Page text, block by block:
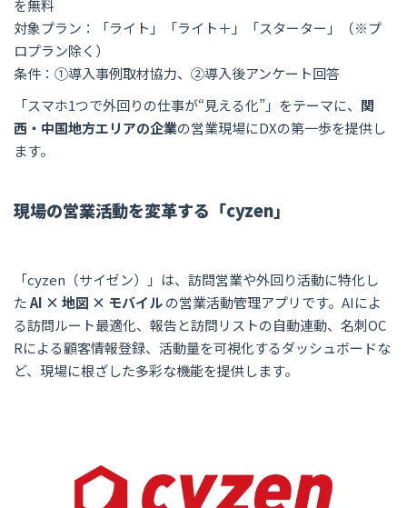
を無料
対象プラン：「ライト」「ライト＋」「スターター」（※プ
ロプラン除く）
条件：①導入事例取材協力、②導入後アンケート回答
「スマホ1つで外回りの仕事が“見える化”」をテーマに、 関
西・中国地方エリアの企業の営業現場にDXの第一歩を提供し
ます。
現場の営業活動を変革する「cyzen」
「cyzen（サイゼン）」は、訪問営業や外回り活動に特化し
たAI × 地図 × モバイルの営業活動管理アプリです。AIによ
る訪問ルート最適化、報告と訪問リストの自動連動、名刺OC
Rによる顧客情報登録、活動量を可視化するダッシュボードな
ど、現場に根ざした多彩な機能を提供します。